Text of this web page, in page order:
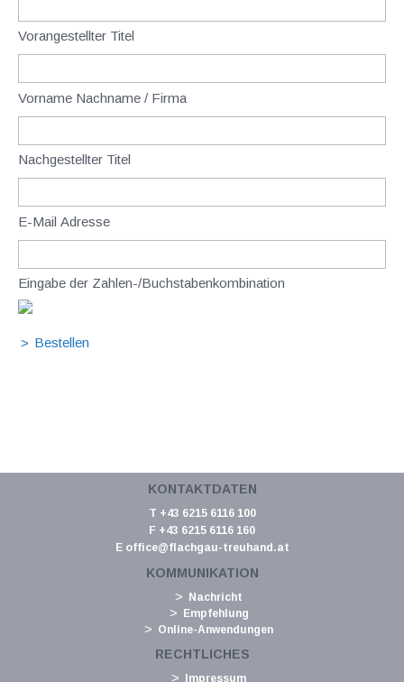
Vorangestellter Titel
Vorname Nachname / Firma
Nachgestellter Titel
E-Mail Adresse
Eingabe der Zahlen-/Buchstabenkombination
KONTAKTDATEN
T +43 6215 6116 100
F +43 6215 6116 160
E office@flachgau-treuhand.at
KOMMUNIKATION
Nachricht
Empfehlung
Online-Anwendungen
RECHTLICHES
Impressum